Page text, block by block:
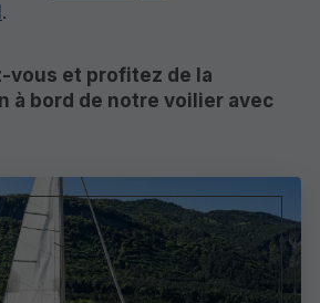
.
vous et profitez de la
à bord de notre voilier avec